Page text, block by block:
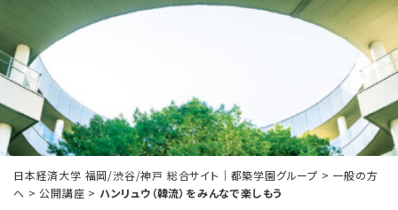
日本経済大学 福岡/渋谷/神戸 総合サイト｜都築学園グループ > 一般の方
へ >公開講座 > ハンリュウ（韓流）をみんなで楽しもう